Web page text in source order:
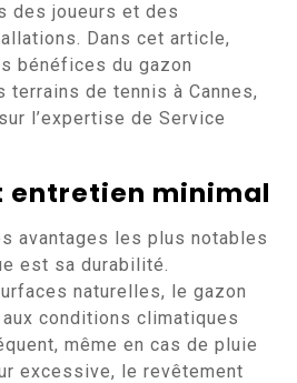
des joueurs et des
Dans cet article,
bénéfices du gazon
terrains de tennis à Cannes,
l’expertise de Service
entretien minimal
avantages les plus notables
est sa durabilité.
naturelles, le gazon
conditions climatiques
même en cas de pluie
excessive, le revêtement